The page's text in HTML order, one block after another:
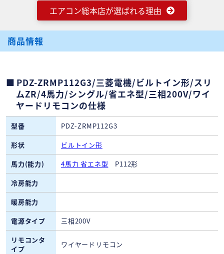
エアコン総本店が選ばれる理由
商品情報
PDZ-ZRMP112G3/三菱電機/ビルトイン形/スリ
ムZR/4馬力/シングル/省エネ型/三相200V/ワイ
ヤードリモコンの仕様
型番
PDZ-ZRMP112G3
形状
ビルトイン形
馬力(能力)
4馬力 省エネ型 P112形
冷房能力
暖房能力
電源タイプ
三相200V
リモコンタ
イプ
ワイヤードリモコン